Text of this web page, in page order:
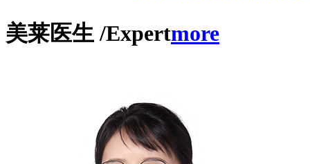
美莱医生 /Expertmore